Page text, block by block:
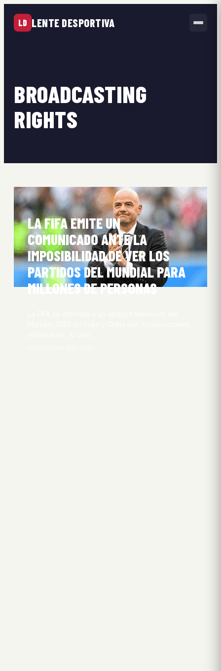
LD LENTE DESPORTIVA
BROADCASTING
RIGHTS
LA FIFA EMITE UN
COMUNICADO ANTE LA
IMPOSIBILIDAD DE VER LOS
PARTIDOS DEL MUNDIAL PARA
MILLONES DE PERSONAS